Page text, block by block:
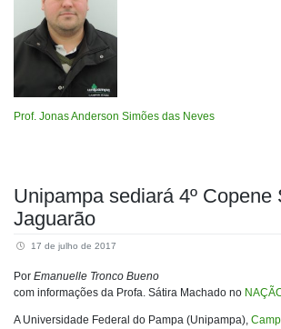
Prof. Jonas Anderson Simões das Neves
Unipampa sediará 4º Copene
Jaguarão
17 de julho de 2017
Por Emanuelle Tronco Bueno
com informações da Profa. Sátira Machado no
A Universidade Federal do Pampa (Unipampa),